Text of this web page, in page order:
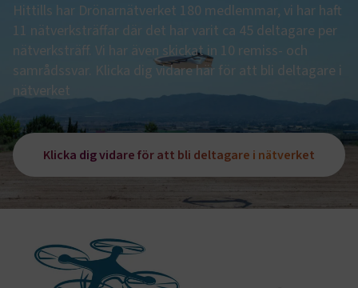
Hittills har Drönarnätverket 180 medlemmar, vi har haft
11 nätverksträffar där det har varit ca 45 deltagare per
nätverksträff. Vi har även skickat in 10 remiss- och
samrådssvar. Klicka dig vidare här för att bli deltagare i
nätverket
Klicka dig vidare för att bli deltagare i nätverket